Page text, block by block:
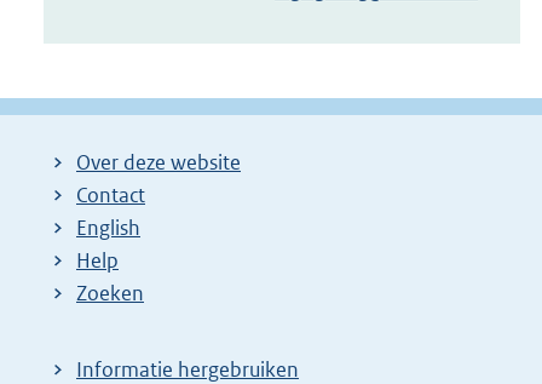
Over deze website
Contact
English
Help
Zoeken
Informatie hergebruiken